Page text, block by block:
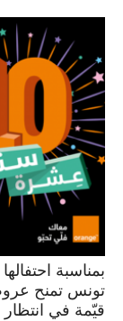
تونس تمنح
قيّمة في انتظار